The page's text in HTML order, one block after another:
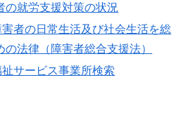
の就労支援対策の状況
者の日常生活及び社会生活を総
法律（障害者総合支援法）
サービス事業所検索